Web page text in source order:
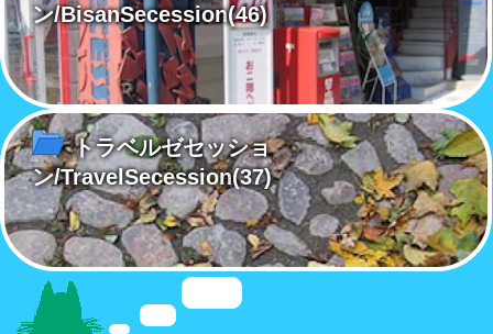
ン/BisanSecession(46)
トラベルゼセッショ
ン/TravelSecession(37)